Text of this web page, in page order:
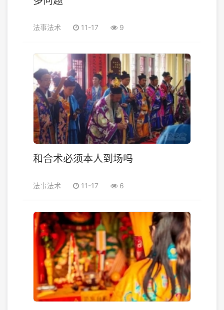
法事法术 11-17 9
和合术必须本人到场吗
法事法术 11-17 6